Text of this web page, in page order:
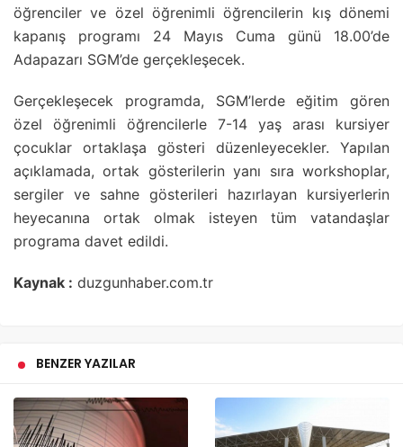
öğrenciler ve özel öğrenimli öğrencilerin kış dönemi
kapanış programı 24 Mayıs Cuma günü 18.00’de
Adapazarı SGM’de gerçekleşecek.
Gerçekleşecek programda, SGM’lerde eğitim gören
özel öğrenimli öğrencilerle 7-14 yaş arası kursiyer
çocuklar ortaklaşa gösteri düzenleyecekler. Yapılan
açıklamada, ortak gösterilerin yanı sıra workshoplar,
sergiler ve sahne gösterileri hazırlayan kursiyerlerin
heyecanına ortak olmak isteyen tüm vatandaşlar
programa davet edildi.
Kaynak : duzgunhaber.com.tr
BENZER YAZILAR